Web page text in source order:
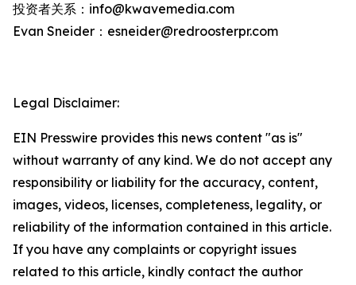
投资者关系：info@kwavemedia.com
Evan Sneider：esneider@redroosterpr.com
Legal Disclaimer:
EIN Presswire provides this news content "as is"
without warranty of any kind. We do not accept any
responsibility or liability for the accuracy, content,
images, videos, licenses, completeness, legality, or
reliability of the information contained in this article.
If you have any complaints or copyright issues
related to this article, kindly contact the author